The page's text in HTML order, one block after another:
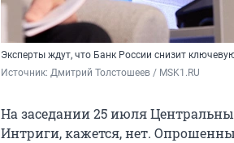
Эксперты ждут, что Банк России снизит
Источник: Дмитрий Толстошеев / MSK1.RU
На заседании 25 июля
Интриги, кажется, нет.